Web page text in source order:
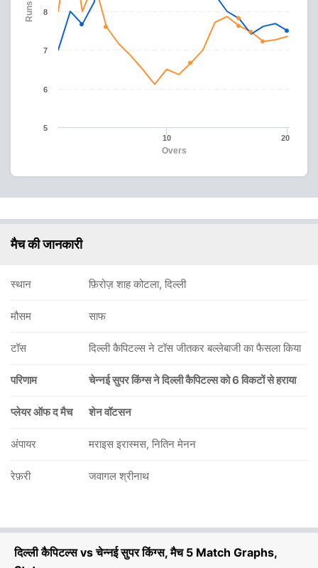
दिल्ली कैपिटल्स vs चेन्नई सुपर किंग्स, मैच 5 Match Graphs,
Overs
Runs
10 20
5
6
7
8
मैच की जानकारी
स्थान फ़िरोज़ शाह कोटला, दिल्ली
मौसम साफ
टॉस दिल्ली कैपिटल्स ने टॉस जीतकर बल्लेबाजी का फैसला किया
परिणाम चेन्नई सुपर किंग्स ने दिल्ली कैपिटल्स को 6 विकटों से हराया
प्लेयर ऑफ द मैच शेन वॉटसन
अंपायर मराइस इरास्मस, नितिन मेनन
रेफ़री जवागल श्रीनाथ